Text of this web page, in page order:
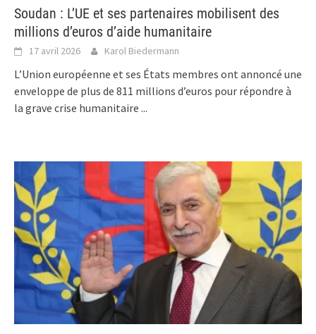
Soudan : L’UE et ses partenaires mobilisent des
millions d’euros d’aide humanitaire
17 avril 2026 Karol Biedermann
L’Union européenne et ses États membres ont annoncé une
enveloppe de plus de 811 millions d’euros pour répondre à
la grave crise humanitaire ...